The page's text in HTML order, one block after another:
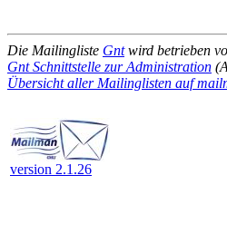
Die Mailingliste Gntwird betrieben
Gnt Schnittstelle zur Administration
Übersicht aller Mailinglisten auf
version 2.1.26